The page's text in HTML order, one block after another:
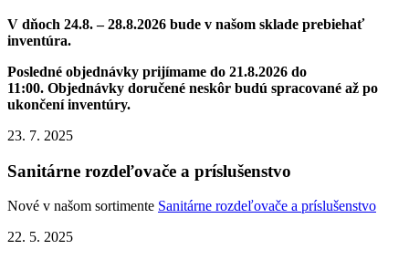
V dňoch 24.8. – 28.8.2026 bude v našom sklade prebiehať
inventúra.
Posledné objednávky prijímame do 21.8.2026 do
11:00. Objednávky doručené neskôr budú spracované až po
ukončení inventúry.
23. 7. 2025
Sanitárne rozdeľovače a príslušenstvo
Nové v našom sortimente Sanitárne rozdeľovače a príslušenstvo
22. 5. 2025